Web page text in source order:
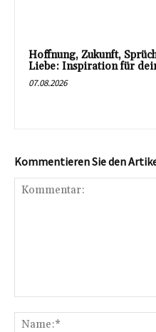
Hoffnung, Zukunft,
Liebe: Inspiration für
07.08.2026
Kommentieren Sie den